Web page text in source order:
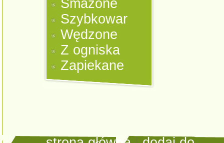
Smażone
Szybkowar
Wędzone
Z ogniska
Zapiekane